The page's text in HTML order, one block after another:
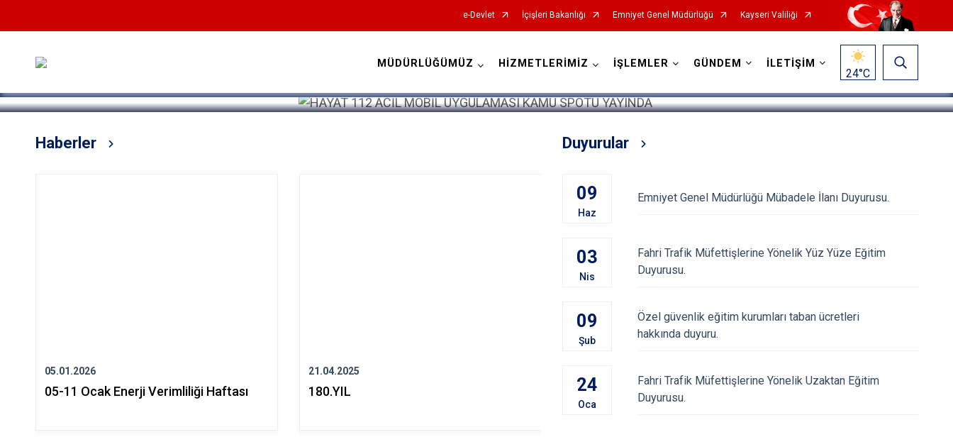
e-Devlet İçişleri Bakanlığı Emniyet Genel Müdürlüğü Kayseri Valiliği
MÜDÜRLÜĞÜMÜZ HİZMETLERİMİZ İŞLEMLER GÜNDEM İLETİŞİM
24°C
Haberler
05.01.2026
05-11 Ocak Enerji Verimliliği Haftası
21.04.2025
180.YIL 25 Mayıs Etik Günü ve Etik Haftası Emniyetle Engelsiz
Duyurular
09
Haz
Emniyet Genel Müdürlüğü Mübadele İlanı Duyurusu.
03
Nis
Fahri Trafik Müfettişlerine Yönelik Yüz Yüze Eğitim
Duyurusu.
09
Şub
Özel güvenlik eğitim kurumları taban ücretleri
hakkında duyuru.
24
Oca
Fahri Trafik Müfettişlerine Yönelik Uzaktan Eğitim
Duyurusu.